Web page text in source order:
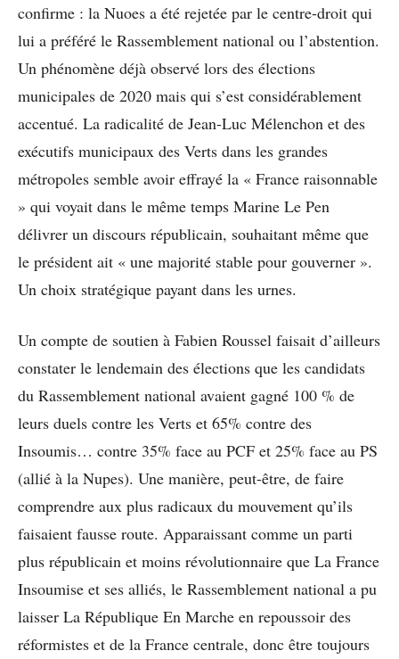
confirme : la Nuoes a été rejetée par le centre-droit qui
lui a préféré le Rassemblement national ou l’abstention.
Un phénomène déjà observé lors des élections
municipales de 2020 mais qui s’est considérablement
accentué. La radicalité de Jean-Luc Mélenchon et des
exécutifs municipaux des Verts dans les grandes
métropoles semble avoir effrayé la « France raisonnable
» qui voyait dans le même temps Marine Le Pen
délivrer un discours républicain, souhaitant même que
le président ait « une majorité stable pour gouverner ».
Un choix stratégique payant dans les urnes.
Un compte de soutien à Fabien Roussel faisait d’ailleurs
constater le lendemain des élections que les candidats
du Rassemblement national avaient gagné 100 % de
leurs duels contre les Verts et 65% contre des
Insoumis… contre 35% face au PCF et 25% face au PS
(allié à la Nupes). Une manière, peut-être, de faire
comprendre aux plus radicaux du mouvement qu’ils
faisaient fausse route. Apparaissant comme un parti
plus républicain et moins révolutionnaire que La France
Insoumise et ses alliés, le Rassemblement national a pu
laisser La République En Marche en repoussoir des
réformistes et de la France centrale, donc être toujours